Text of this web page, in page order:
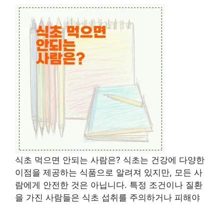
식초 먹으면 안되는 사람은? 식초는 건강에 다양한
이점을 제공하는 식품으로 알려져 있지만, 모든 사
람에게 안전한 것은 아닙니다. 특정 조건이나 질환
을 가진 사람들은 식초 섭취를 주의하거나 피해야